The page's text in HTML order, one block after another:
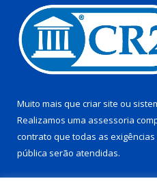
Muito mais que criar site ou
Realizamos uma assessoria
contrato que todas as exigências
pública serão atendidas.